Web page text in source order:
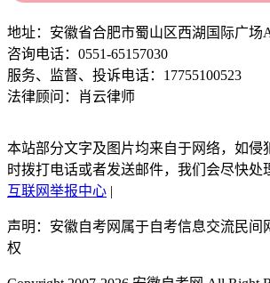
地址：安徽省合肥市蜀山区西湖国际广场
咨询电话：0551-65157030
服务、监督、投诉电话：17755100523
法律顾问：肖云律师
本站部分文字及图片均来自于网络，如侵
时拨打电话或者发送邮件，我们会尽快处
互联网举报中心 |
声明：安徽自考网属于自考信息交流民间
权